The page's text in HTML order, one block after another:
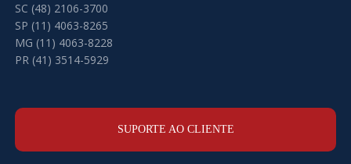
SC (48) 2106-3700
SP (11) 4063-8265
MG (11) 4063-8228
PR (41) 3514-5929
SUPORTE AO CLIENTE